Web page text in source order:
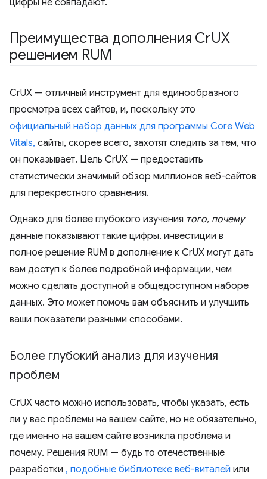
цифры не совпадают.
Преимущества дополнения CrUX
решением RUM
CrUX — отличный инструмент для единообразного
просмотра всех сайтов, и, поскольку это
официальный набор данных для программы Core Web
Vitals, сайты, скорее всего, захотят следить за тем, что
он показывает. Цель CrUX — предоставить
статистически значимый обзор миллионов веб-сайтов
для перекрестного сравнения.
Однако для более глубокого изучения того, почему
данные показывают такие цифры, инвестиции в
полное решение RUM в дополнение к CrUX могут дать
вам доступ к более подробной информации, чем
можно сделать доступной в общедоступном наборе
данных. Это может помочь вам объяснить и улучшить
ваши показатели разными способами.
Более глубокий анализ для изучения
проблем
CrUX часто можно использовать, чтобы указать, есть
ли у вас проблемы на вашем сайте, но не обязательно,
где именно на вашем сайте возникла проблема и
почему. Решения RUM — будь то отечественные
разработки , подобные библиотеке веб-виталей или